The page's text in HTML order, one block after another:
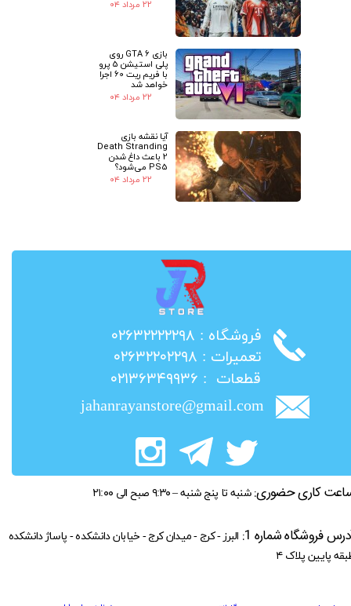
۲۲ مرداد ۰۴
بازی GTA 6 روی
پلی استیشن 5 پرو
با فریم ریت 60 اجرا
خواهد شد
۲۲ مرداد ۰۴
آیا نقشه بازی
Death Stranding
2 باعث داغ شدن
PS5 می‌شود؟
۲۲ مرداد ۰۴
​فروشگاه : ۰۲۶۳۲۲۲۲۲۹۸
​تعمیرات : ۰۲۶۳۲۲۰۲۲۹۸
​قطعات : ۰۲۱۳۶۳۴۹۹۳۶
jahanrayanstore@gmail.com
کاری حضوری: شنبه تا پنج شنبه – ۹:۳۰ صبح الی ۲۱:۰۰
فروشگاه شماره 1:
البرز - کرج - میدان کرج - خیابان دانشکده - پاساژ دانشکده
پایین پلاک ۴